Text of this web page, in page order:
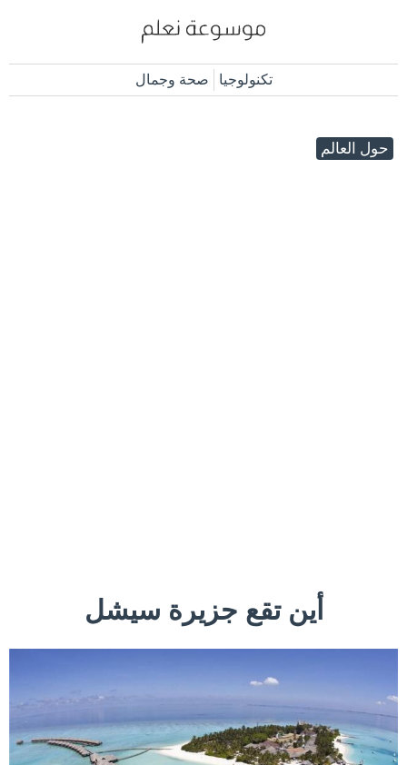
تكنولوجيا صحة وجمال
حول العالم
أين تقع جزيرة سيشل